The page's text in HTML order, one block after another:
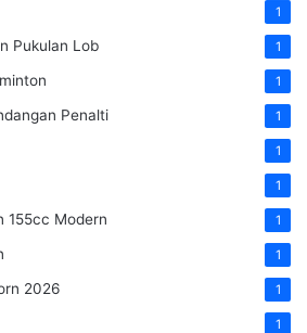
1
Pukulan Lob 1
1
Penalti 1
1
1
155cc Modern 1
1
2026 1
1